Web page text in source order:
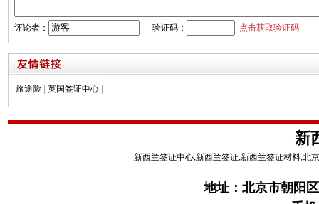
评论者： 验证码： 点击获取验证码
旅途险 英国签证中心
新
新西兰签证中心,新西兰签证,新西兰签证材料,北
地址： 北京市朝阳